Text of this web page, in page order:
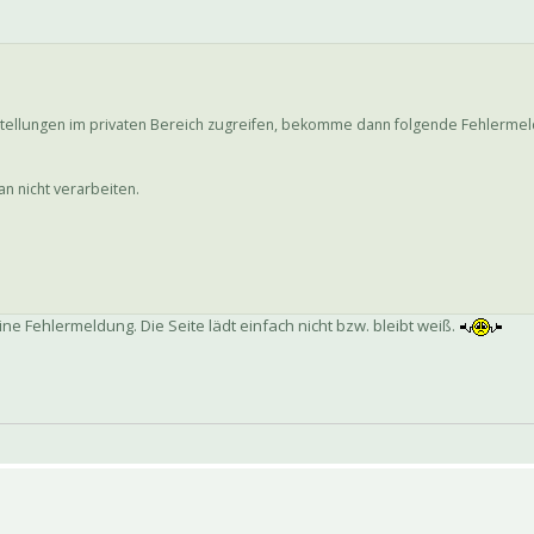
im privaten Bereich zugreifen, bekomme dann folgende
nicht verarbeiten.
Fehlermeldung. Die Seite lädt einfach nicht bzw. bleibt weiß.